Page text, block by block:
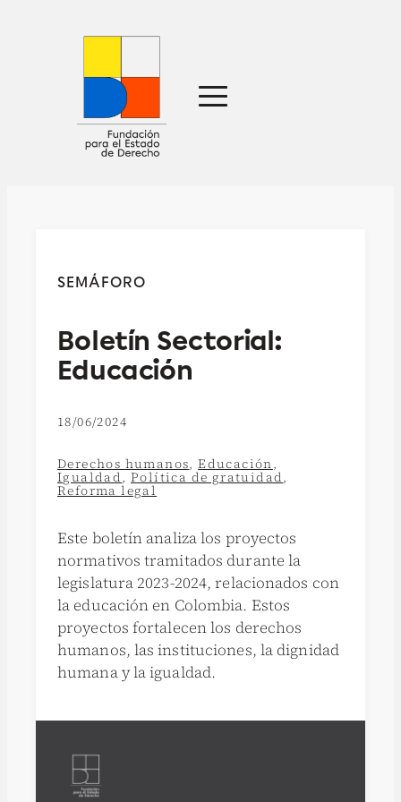
SEMÁFORO
Boletín Sectorial:
Educación
18/06/2024
Derechos humanos,Educación,
Igualdad,Política de gratuidad,
Reforma legal
Este boletín analiza los proyectos
normativos tramitados durante la
legislatura 2023-2024, relacionados con
la educación en Colombia. Estos
proyectos fortalecen los derechos
humanos, las instituciones, la dignidad
humana y la igualdad.